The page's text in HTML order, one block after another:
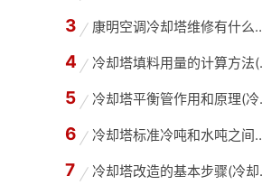
康明空调冷却塔维
冷却塔
冷却塔
冷却塔标准冷吨和
冷却塔